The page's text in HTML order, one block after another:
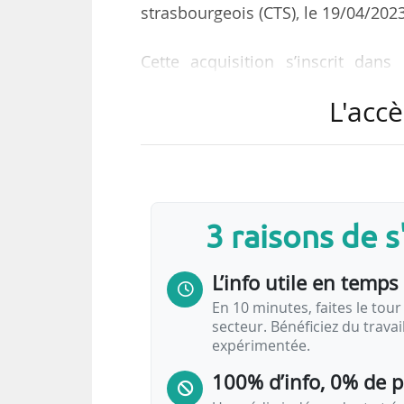
strasbourgeois (CTS), le 19/04/
Cette acquisition s’inscrit
et 2027. « Ces nouveaux
L’accord-cadre est attribué
de 12 rames puis une
interviendront en mars 2025
3 raisons de
L’info utile en
En 10 minutes, faites le tour
secteur. Bénéficiez du
expérimentée.
100% d’info, 0% de